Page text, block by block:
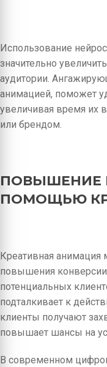
Использование
значительно
аудитории.
анимацией, поможет
увеличивая время их
или брендом.
ПОВЫШЕНИЕ
ПОМОЩЬЮ
Креативная
повышения
потенциальных
подталкивает к
клиенты получают
повышает шансы на
В современном